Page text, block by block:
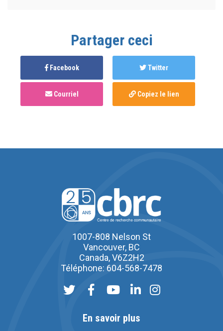
Partager ceci
Facebook Twitter
Courriel Copiez le lien
1007-808 Nelson St
Vancouver, BC
Canada, V6Z2H2
Téléphone: 604-568-7478
En savoir plus